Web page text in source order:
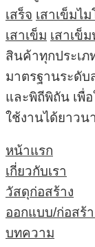
เสร็จ เสาเข็มไ
เสาเข็ม เสาเข็
สินค้าทุกประเ
มาตรฐานระดั
และพิถีพิถัน เพื่
ใช้งานได้ยาวน
หน้าแรก
เกี่ยวกับเรา
วัสดุก่อสร้าง
ออกแบบ/ก่อสร้า
บทความ